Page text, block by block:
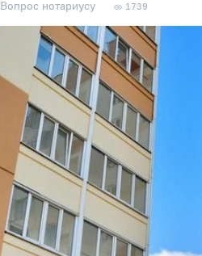
Вопрос нотариусу 1739